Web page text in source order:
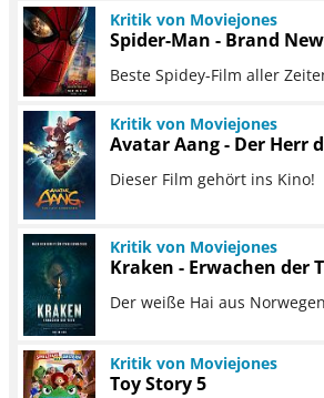
Kritik von Moviejones
Spider-Man - Brand
Beste Spidey-Film aller
Kritik von Moviejones
Avatar Aang - Der Herr
Dieser Film gehört ins Kino!
Kritik von Moviejones
Kraken - Erwachen der
Der weiße Hai aus
Kritik von Moviejones
Toy Story 5